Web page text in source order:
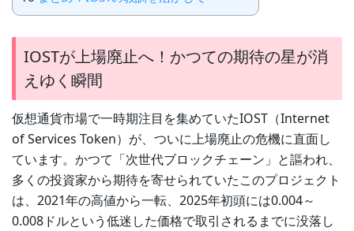
IOSTが上場廃止へ！かつての期待の星が消
えゆく瞬間
仮想通貨市場で一時期注目を集めていたIOST（Internet
of Services Token）が、ついに上場廃止の危機に直面し
ています。かつて「次世代ブロックチェーン」と謳われ、
多くの投資家から期待を寄せられていたこのプロジェクト
は、2021年の高値から一転、2025年初頭には0.004～
0.008ドルという低迷した価格で取引されるまでに没落し